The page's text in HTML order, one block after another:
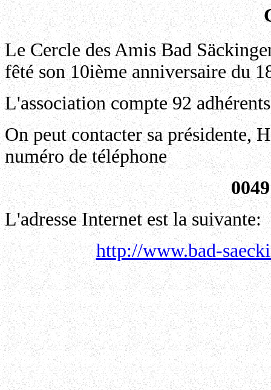
Le Cercle des Amis Bad
fêté son 10ième anniversaire du
L'association compte 92
On peut contacter sa présidente,
numéro de téléphone
L'adresse Internet est la suivante:
http://www.bad-